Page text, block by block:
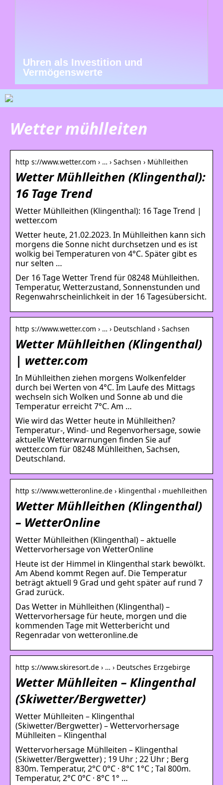
Uhren als Investition und
Vermögenswerte
Wetter mühlleiten
http s://www.wetter.com › … › Sachsen › Mühlleithen
Wetter Mühlleithen (Klingenthal):
16 Tage Trend
Wetter Mühlleithen (Klingenthal): 16 Tage Trend |
wetter.com
Wetter heute, 21.02.2023. In Mühlleithen kann sich
morgens die Sonne nicht durchsetzen und es ist
wolkig bei Temperaturen von 4°C. Später gibt es
nur selten …
Der 16 Tage Wetter Trend für 08248 Mühlleithen.
Temperatur, Wetterzustand, Sonnenstunden und
Regenwahrscheinlichkeit in der 16 Tagesübersicht.
http s://www.wetter.com › … › Deutschland › Sachsen
Wetter Mühlleithen (Klingenthal)
| wetter.com
In Mühlleithen ziehen morgens Wolkenfelder
durch bei Werten von 4°C. Im Laufe des Mittags
wechseln sich Wolken und Sonne ab und die
Temperatur erreicht 7°C. Am …
Wie wird das Wetter heute in Mühlleithen?
Temperatur-, Wind- und Regenvorhersage, sowie
aktuelle Wetterwarnungen finden Sie auf
wetter.com für 08248 Mühlleithen, Sachsen,
Deutschland.
http s://www.wetteronline.de › klingenthal › muehlleithen
Wetter Mühlleithen (Klingenthal)
– WetterOnline
Wetter Mühlleithen (Klingenthal) – aktuelle
Wettervorhersage von WetterOnline
Heute ist der Himmel in Klingenthal stark bewölkt.
Am Abend kommt Regen auf. Die Temperatur
beträgt aktuell 9 Grad und geht später auf rund 7
Grad zurück.
Das Wetter in Mühlleithen (Klingenthal) –
Wettervorhersage für heute, morgen und die
kommenden Tage mit Wetterbericht und
Regenradar von wetteronline.de
http s://www.skiresort.de › … › Deutsches Erzgebirge
Wetter Mühlleiten – Klingenthal
(Skiwetter/Bergwetter)
Wetter Mühlleiten – Klingenthal
(Skiwetter/Bergwetter) – Wettervorhersage
Mühlleiten – Klingenthal
Wettervorhersage Mühlleiten – Klingenthal
(Skiwetter/Bergwetter) ; 19 Uhr ; 22 Uhr ; Berg
830m. Temperatur, 2°C 0°C · 8°C 1°C ; Tal 800m.
Temperatur, 2°C 0°C · 8°C 1° …